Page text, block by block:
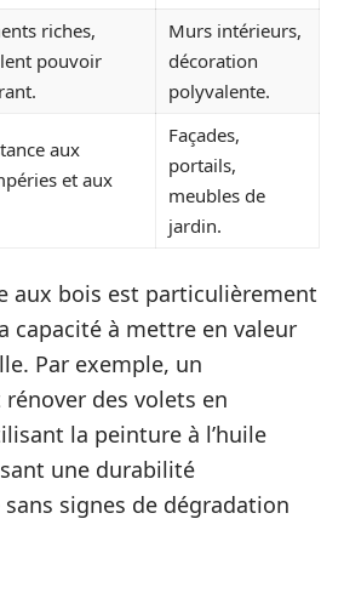
riches,
pouvoir
Murs intérieurs,
décoration
polyvalente.
aux
et aux
Façades,
portails,
meubles de
jardin.
aux bois est particulièrement
capacité à mettre en valeur
Par exemple, un
des volets en
la peinture à l’huile
une durabilité
signes de dégradation